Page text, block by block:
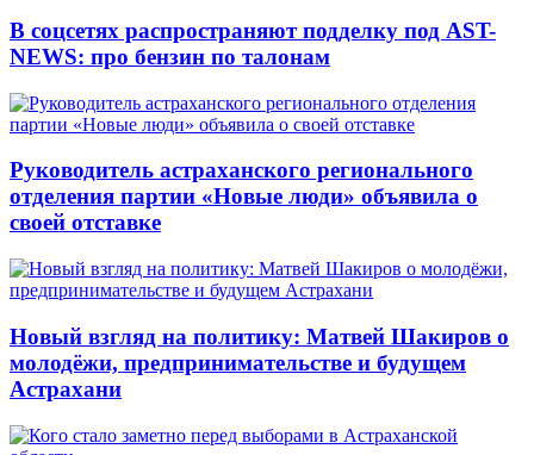
В соцсетях распространяют подделку под AST-
NEWS: про бензин по талонам
Руководитель астраханского регионального
отделения партии «Новые люди» объявила о
своей отставке
Новый взгляд на политику: Матвей Шакиров о
молодёжи, предпринимательстве и будущем
Астрахани